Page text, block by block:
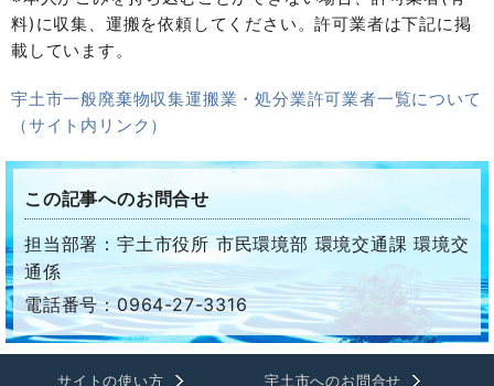
料)に収集、運搬を依頼してください。許可業者は下記に掲
載しています。
宇土市一般廃棄物収集運搬業・処分業許可業者一覧について
（サイト内リンク）
この記事へのお問合せ
担当部署：宇土市役所 市民環境部 環境交通課 環境交
通係
電話番号：0964-27-3316
サイトの使い方 宇土市へのお問合せ